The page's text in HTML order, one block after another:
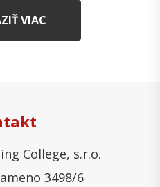
VIAC
College, s.r.o.
3498/6